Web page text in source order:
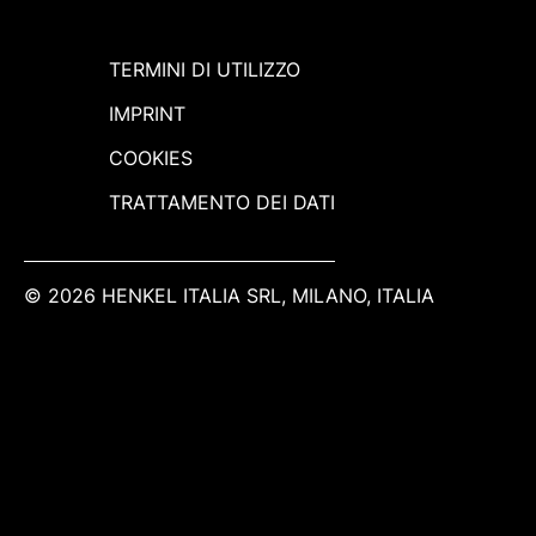
TERMINI DI UTILIZZO
IMPRINT
COOKIES
TRATTAMENTO DEI DATI
© 2026 HENKEL ITALIA SRL, MILANO, ITALIA